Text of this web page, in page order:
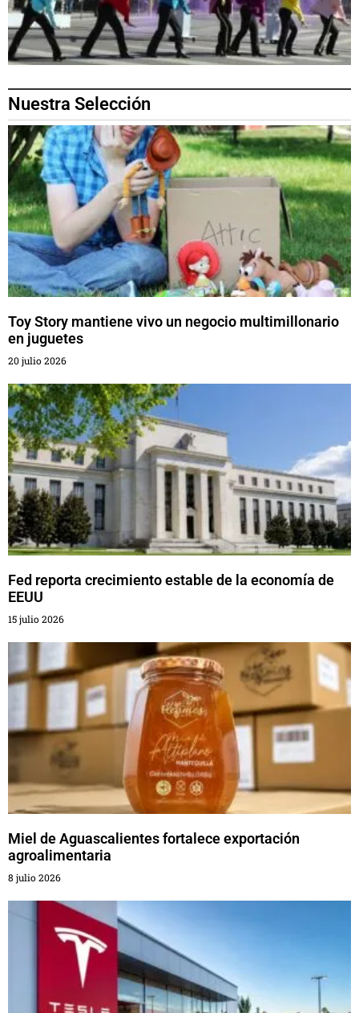
Nuestra Selección
Toy Story mantiene vivo un negocio multimillonario
en juguetes
20 julio 2026
Fed reporta crecimiento estable de la economía de
EEUU
15 julio 2026
Miel de Aguascalientes fortalece exportación
agroalimentaria
8 julio 2026